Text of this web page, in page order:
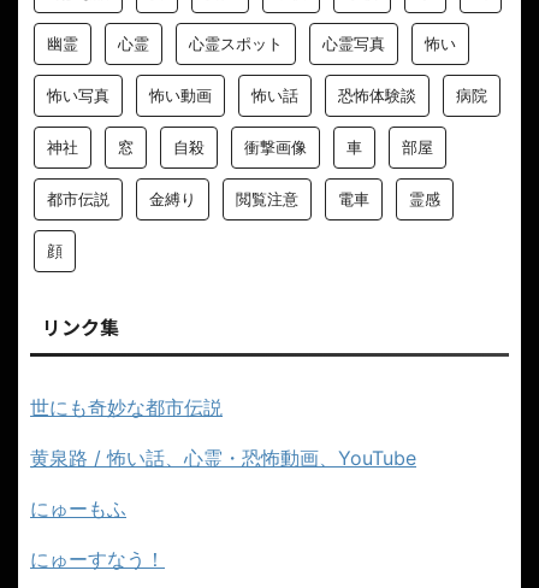
幽霊 心霊 心霊スポット 心霊写真 怖い
怖い写真 怖い動画 怖い話 恐怖体験談 病院
神社 窓 自殺 衝撃画像 車 部屋
都市伝説 金縛り 閲覧注意 電車 霊感
顔
リンク集
世にも奇妙な都市伝説
黄泉路 / 怖い話、心霊・恐怖動画、YouTube
にゅーもふ
にゅーすなう！